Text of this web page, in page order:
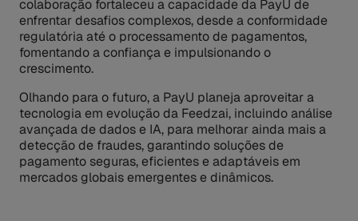
colaboração fortaleceu a capacidade da PayU de
enfrentar desafios complexos, desde a conformidade
regulatória até o processamento de pagamentos,
fomentando a confiança e impulsionando o
crescimento.
Olhando para o futuro, a PayU planeja aproveitar a
tecnologia em evolução da Feedzai, incluindo análise
avançada de dados e IA, para melhorar ainda mais a
detecção de fraudes, garantindo soluções de
pagamento seguras, eficientes e adaptáveis em
mercados globais emergentes e dinâmicos.